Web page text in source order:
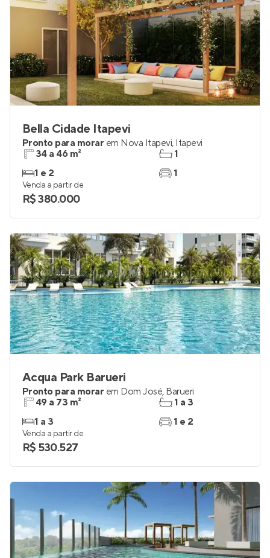
Bella Cidade Itapevi
Pronto para morar em Nova Itapevi, Itapevi
34 a 46 m²
1 e 2
1
1
Venda a partir de
R$ 380.000
Acqua Park Barueri
Pronto para morar em Dom José, Barueri
49 a 73 m²
1 a 3
1 a 3
1 e 2
Venda a partir de
R$ 530.527